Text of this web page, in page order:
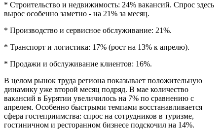
* Строительство и недвижимость: 24% вакансий. Спрос здесь
вырос особенно заметно - на 21% за месяц.
* Производство и сервисное обслуживание: 21%.
* Транспорт и логистика: 17% (рост на 13% к апрелю).
* Продажи и обслуживание клиентов: 16%.
В целом рынок труда региона показывает положительную
динамику уже второй месяц подряд. В мае количество
вакансий в Бурятии увеличилось на 7% по сравнению с
апрелем. Особенно быстрыми темпами восстанавливается
сфера гостеприимства: спрос на сотрудников в туризме,
гостиничном и ресторанном бизнесе подскочил на 14%.